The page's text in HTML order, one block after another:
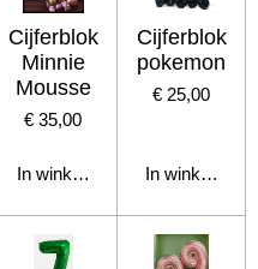
Cijferblok
Minnie
Mousse
€ 35,00
In winkelwagen
Cijferblok
pokemon
€ 25,00
In